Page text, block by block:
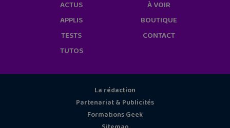
ACTUS
APPLIS
TESTS
TUTOS
À VOIR
BOUTIQUE
CONTACT
La rédaction
Partenariat & Publicités
Formations Geek